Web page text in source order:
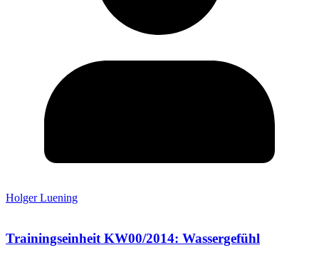
Holger Luening
Trainingseinheit KW00/2014: Wassergefühl